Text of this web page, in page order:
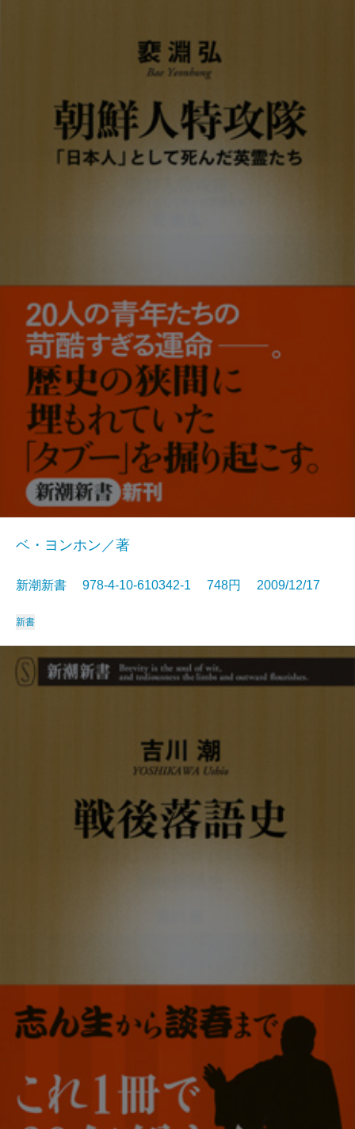
ベ・ヨンホン／著
新潮新書 978-4-10-610342-1 748円 2009/12/17
新書